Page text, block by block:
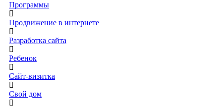
Программы
Продвижение в интернете
Разработка сайта
Ребенок
Сайт-визитка
Свой дом